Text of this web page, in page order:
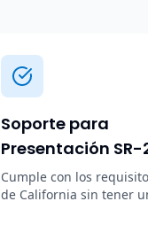
Soporte para
Presentación SR-
Cumple con los
de California sin tener